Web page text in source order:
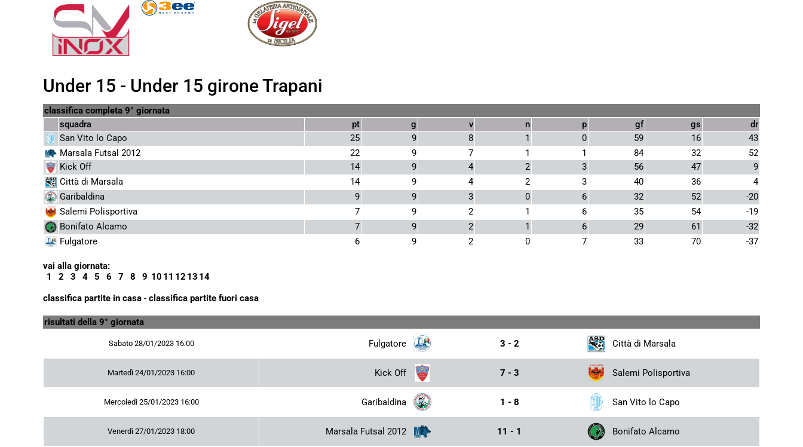
Under 15 - Under 15 girone Trapani
classifica completa 9° giornata
squadra
pt g v n p gf gs
dr
San Vito lo Capo
25 9 8 1 0 59 16
43
Marsala Futsal 2012
22 9 7 1 1 84 32
52
Kick Off
14 9 4 2 3 56 47
9
Città di Marsala
14 9 4 2 3 40 36
4
Garibaldina
9 9 3 0 6 32 52
-20
Salemi Polisportiva
7 9 2 1 6 35 54
-19
Bonifato Alcamo
7 9 2 1 6 29 61
-32
Fulgatore
6 9 2 0 7 33 70 -37
vai alla giornata:
1
2 3 4 5 6 7 8 9 10 11 12 13 14
classifica partite in casa - classifica partite fuori casa
risultati della 9° giornata
Sabato 28/01/2023 16:00 Fulgatore 3 - 2 Città di Marsala
Martedì 24/01/2023 16:00 Kick Off 7 - 3 Salemi Polisportiva
Mercoledì 25/01/2023 16:00 Garibaldina 1 - 8 San Vito lo Capo
Venerdì 27/01/2023 18:00 Marsala Futsal 2012 11 - 1 Bonifato Alcamo